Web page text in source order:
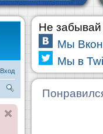
Вход
ск
Не забывай
Мы
Мы в